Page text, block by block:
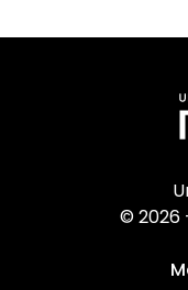
© 2026